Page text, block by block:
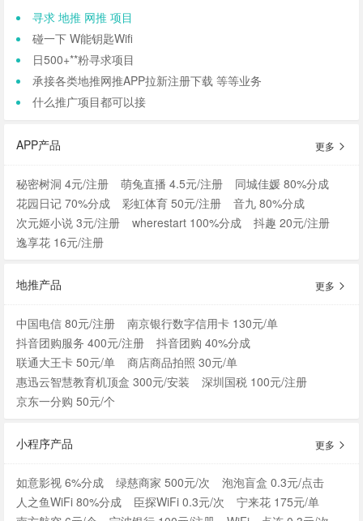
寻求 地推 网推 项目
碰一下 W能钥匙Wifi
日500+**粉寻求项目
承接各类地推网推APP拉新注册下载 等等业务
什么推广项目都可以接
APP产品 更多
秘密树洞 4元/注册 萌兔直播 4.5元/注册
同城佳媛 80%分成
花园日记 70%分成
彩虹体育 50元/注册
音九 80%分成
次元姬小说 3元/注册
wherestart 100%分成
抖趣 20元/注册
逸享花 16元/注册
地推产品 更多
中国电信 80元/注册
南京银行数字信用卡 130元/单
抖音团购服务 400元/注册
抖音团购 40%分成
联通大王卡 50元/单
商店商品拍照 30元/单
惠迅云智慧教育机顶盒 300元/安装
深圳国税 100元/注册
京东一分购 50元/个
小程序产品 更多
如意影视 6%分成 绿慈商家 500元/次
泡泡盲盒 0.3元/点击
人之鱼WiFi 80%分成
臣探WiFi 0.3元/次
宁来花 175元/单